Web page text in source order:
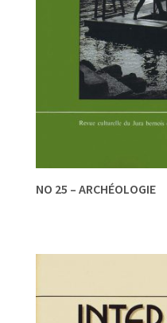
NO 25 – ARCHÉOLOGIE